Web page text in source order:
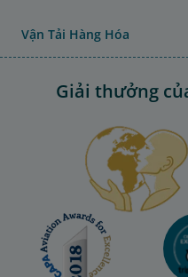
Vận Tải Hàng Hóa
Giải thưởng